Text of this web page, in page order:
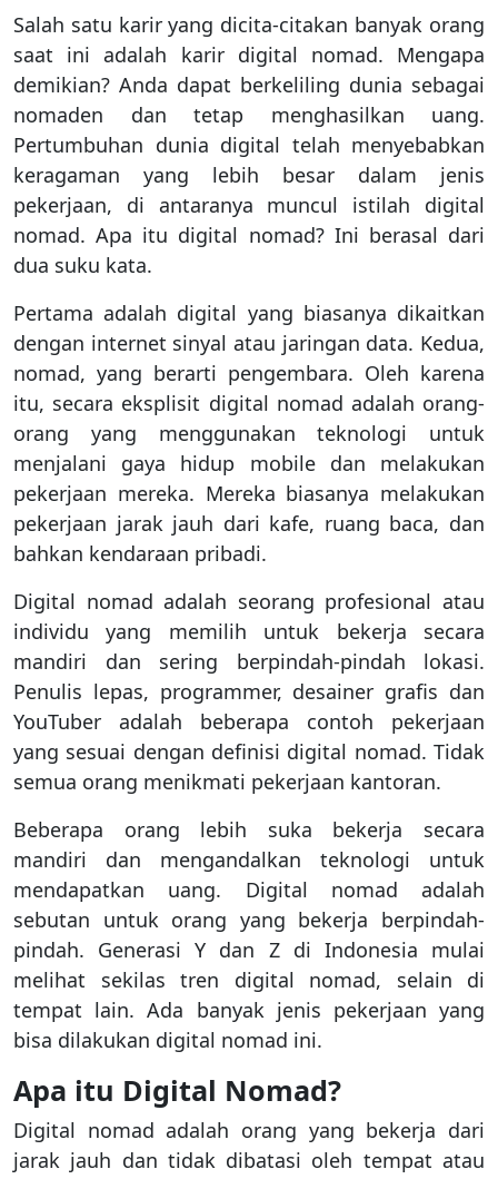
Salah satu karir yang dicita-citakan banyak orang
saat ini adalah karir digital nomad. Mengapa
demikian? Anda dapat berkeliling dunia sebagai
nomaden dan tetap menghasilkan uang.
Pertumbuhan dunia digital telah menyebabkan
keragaman yang lebih besar dalam jenis
pekerjaan, di antaranya muncul istilah digital
nomad. Apa itu digital nomad? Ini berasal dari
dua suku kata.
Pertama adalah digital yang biasanya dikaitkan
dengan internet sinyal atau jaringan data. Kedua,
nomad, yang berarti pengembara. Oleh karena
itu, secara eksplisit digital nomad adalah orang-
orang yang menggunakan teknologi untuk
menjalani gaya hidup mobile dan melakukan
pekerjaan mereka. Mereka biasanya melakukan
pekerjaan jarak jauh dari kafe, ruang baca, dan
bahkan kendaraan pribadi.
Digital nomad adalah seorang profesional atau
individu yang memilih untuk bekerja secara
mandiri dan sering berpindah-pindah lokasi.
Penulis lepas, programmer, desainer grafis dan
YouTuber adalah beberapa contoh pekerjaan
yang sesuai dengan definisi digital nomad. Tidak
semua orang menikmati pekerjaan kantoran.
Beberapa orang lebih suka bekerja secara
mandiri dan mengandalkan teknologi untuk
mendapatkan uang. Digital nomad adalah
sebutan untuk orang yang bekerja berpindah-
pindah. Generasi Y dan Z di Indonesia mulai
melihat sekilas tren digital nomad, selain di
tempat lain. Ada banyak jenis pekerjaan yang
bisa dilakukan digital nomad ini.
Apa itu Digital Nomad?
Digital nomad adalah orang yang bekerja dari
jarak jauh dan tidak dibatasi oleh tempat atau